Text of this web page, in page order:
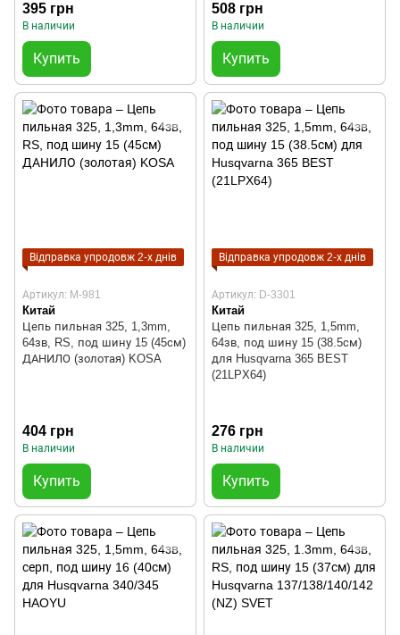
395 грн
В наличии
Купить
508 грн
В наличии
Купить
Відправка упродовж 2-х днів
Артикул: M-981
Китай
Цепь пильная 325, 1,3mm,
64зв, RS, под шину 15 (45см)
ДАНИЛО (золотая) KOSA
404 грн
В наличии
Купить
Відправка упродовж 2-х днів
Артикул: D-3301
Китай
Цепь пильная 325, 1,5mm,
64зв, под шину 15 (38.5см)
для Husqvarna 365 BEST
(21LPX64)
276 грн
В наличии
Купить